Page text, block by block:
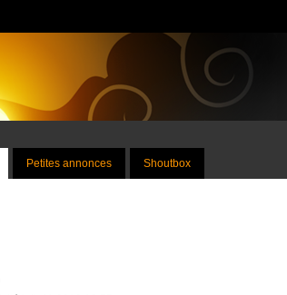
Petites annonces Shoutbox